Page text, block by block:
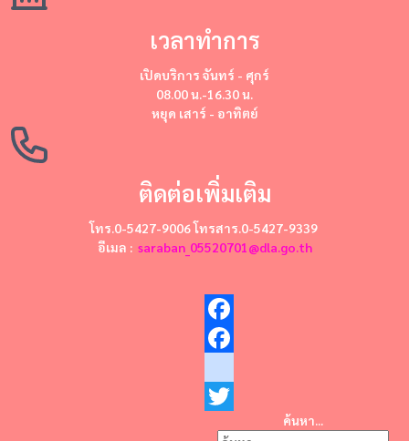
เวลาทำการ
เปิดบริการ จันทร์ - ศุกร์
08.00 น.-16.30 น.
หยุด เสาร์ - อาทิตย์
ติดต่อเพิ่มเติม
โทร.0-5427-9006 โทรสาร.0-5427-9339
อีเมล : saraban_05520701@dla.go.th
Twitter
ค้นหา...